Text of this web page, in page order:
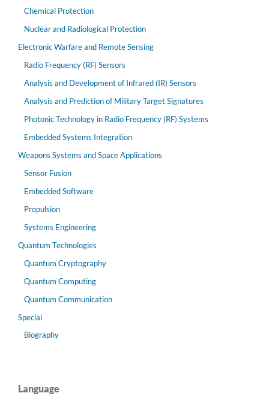
Chemical Protection
Nuclear and Radiological Protection
Electronic Warfare and Remote Sensing
Radio Frequency (RF) Sensors
Analysis and Development of Infrared (IR) Sensors
Analysis and Prediction of Military Target Signatures
Photonic Technology in Radio Frequency (RF) Systems
Embedded Systems Integration
Weapons Systems and Space Applications
Sensor Fusion
Embedded Software
Propulsion
Systems Engineering
Quantum Technologies
Quantum Cryptography
Quantum Computing
Quantum Communication
Special
Biography
Language